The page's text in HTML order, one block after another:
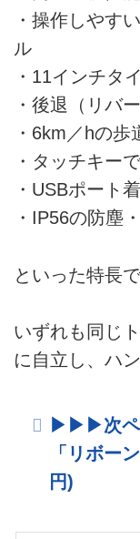
・操作しやす
ル
・11インチタ
・後退（リバ
・6km／hの
・タッチキー
・USBポート
・IP56の防塵
といった特長で
いずれも同じ
に自立し、ハ
▶︎▶︎▶︎次ペ
「リボー
円)